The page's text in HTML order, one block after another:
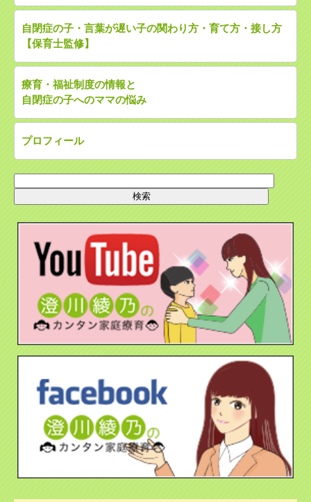
自閉症の子・言葉が遅い子の関わり方・育て方・接し方
【保育士監修】
療育・福祉制度の情報と
自閉症の子へのママの悩み
プロフィール
索: